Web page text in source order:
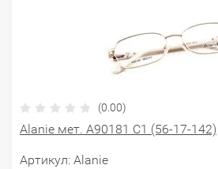
(0.00)
Alanie мет. A90181 C1 (56-17-142)
Артикул: Alanie